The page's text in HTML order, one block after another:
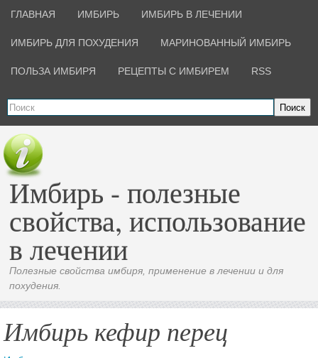
ГЛАВНАЯ ИМБИРЬ ИМБИРЬ В ЛЕЧЕНИИ
ИМБИРЬ ДЛЯ ПОХУДЕНИЯ МАРИНОВАННЫЙ ИМБИРЬ
ПОЛЬЗА ИМБИРЯ РЕЦЕПТЫ С ИМБИРЕМ RSS
Поиск
Имбирь - полезные
свойства, использование
в лечении
Полезные свойства имбиря, применение в лечении и для
похудения.
Имбирь кефир перец